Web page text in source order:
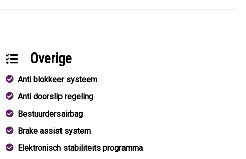
Overige
Anti blokkeer systeem
Anti doorslip regeling
Bestuurdersairbag
Brake assist system
Elektronisch stabiliteits programma